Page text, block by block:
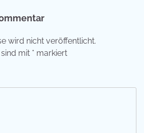
wird nicht veröffentlicht.
mit * markiert